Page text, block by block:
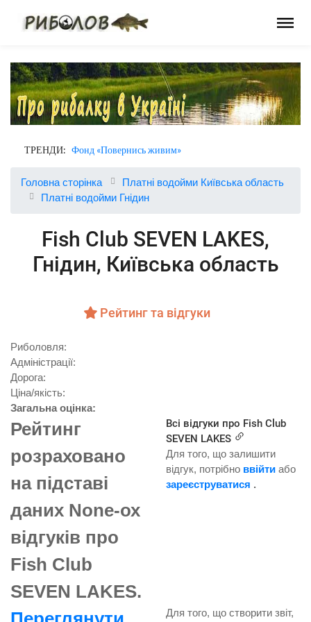
ТРЕНДИ: Фонд «Повернись живим»
Головна сторінка
Платні водойми Київська область
Платні водойми Гнідин
Fish Club SEVEN LAKES,
Гнідин, Київська область
Рейтинг та відгуки
Риболовля:
Aдміністрації:
Дорога:
Ціна/якість:
Загальна оцінка:
Рейтинг
розраховано
на підставі
даних None-ох
відгуків про
Fish Club
SEVEN LAKES.
Всі відгуки про Fish Club
SEVEN LAKES
Для того, що залишити
відгук, потрібно ввійти або
зареєструватися .
Для того, що створити звіт,